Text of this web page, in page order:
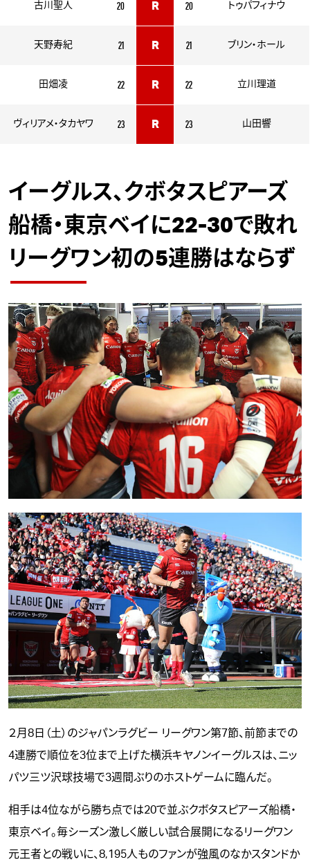
古川聖人 20 R 20 トゥパフィナウ
天野寿紀 21 R 21 ブリン・ホール
田畑凌 22 R 22 立川理道
ヴィリアメ・タカヤワ 23 R 23 山田響
イーグルス、クボタスピアーズ
船橋・東京ベイに22-30で敗れ
リーグワン初の5連勝はならず
２月8日（土）のジャパンラグビー リーグワン第7節、前節までの
4連勝で順位を3位まで上げた横浜キヤノンイーグルスは、ニッ
パツ三ツ沢球技場で3週間ぶりのホストゲームに臨んだ。
相手は4位ながら勝ち点では20で並ぶクボタスピアーズ船橋・
東京ベイ。毎シーズン激しく厳しい試合展開になるリーグワン
元王者との戦いに、8,195人ものファンが強風のなかスタンドか